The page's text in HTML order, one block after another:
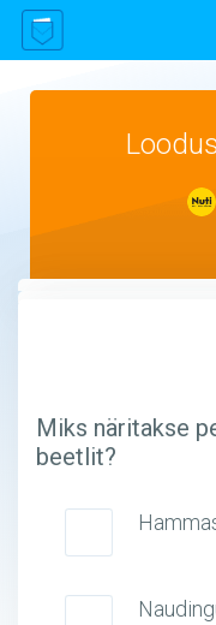
Miks näritakse
beetlit?